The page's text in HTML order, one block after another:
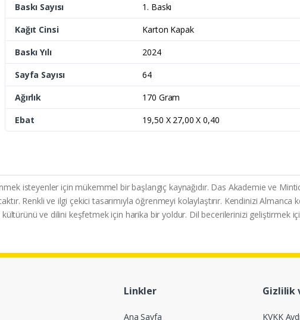
Baskı Sayısı
1. Baskı
Kağıt Cinsi
Karton Kapak
Baskı Yılı
2024
Sayfa Sayısı
64
Ağırlık
170 Gram
Ebat
19,50 X 27,00 X 0,40
isteyenler için mükemmel bir başlangıç kaynağıdır. Das Akademie ve
Renkli ve ilgi çekici tasarımıyla öğrenmeyi kolaylaştırır. Kendinizi
ve dilini keşfetmek için harika bir yoldur. Dil becerilerinizi geliştirmek
Linkler
Ana Sayfa
Gizlilik
KVKK